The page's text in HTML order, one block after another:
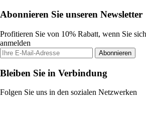
Abonnieren Sie unseren Newsletter
Profitieren Sie von 10% Rabatt, wenn Sie
anmelden
Abonnieren
Bleiben Sie in Verbindung
Folgen Sie uns in den sozialen Netzwerken